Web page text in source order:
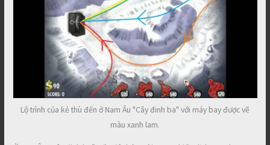
Lộ trình của kẻ thù đến ở Nam Âu "Cây đinh ba" với máy bay được vẽ
màu xanh lam.